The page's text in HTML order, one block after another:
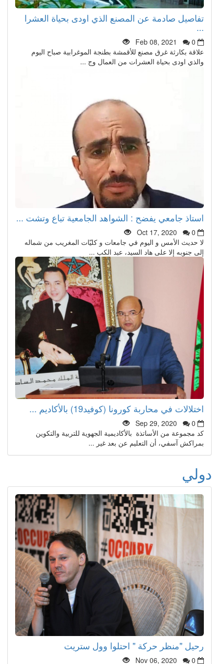
تفاصيل صادمة عن المصنع الذي اودى بحياة العشرا
...
Feb 08, 2021
0
علاقة بكارثة غرق مصنع للأقمشة بطنجة الموغرابية صباح اليوم
والذي اودى بحياة العشرات من العمال وج ...
استاذ جامعي يفضح : الشواهد الجامعية تباع وتشت ...
Oct 17, 2020
0
لا حديث الأمس و اليوم في جامعات و كليّات المغريب من شماله
إلى جنوبه إلا على هاد السيد، عبد الكب ...
اختلالات في محاربة كورونا (كوفيد19) بالأكاديم ...
Sep 29, 2020
0
كد مجموعة من الأساتذة بالأكاديمية الجهوية للتربية والتكوين
بمراكش آسفي، أن التعليم عن بعد غير ...
دولي
رحيل "منظر حركة " احتلوا وول ستريت
Nov 06, 2020 0